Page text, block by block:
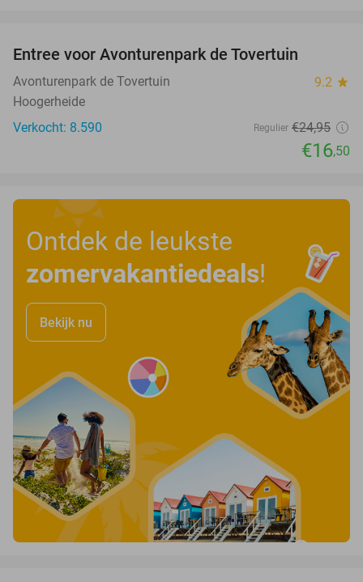
Entree voor Avonturenpark de Tovertuin
Avonturenpark de Tovertuin 9.2 star
Hoogerheide
Verkocht: 8.590
Regulier €24,95
€16,50
Ontdek de leukste
zomervakantiedeals!
Bekijk nu